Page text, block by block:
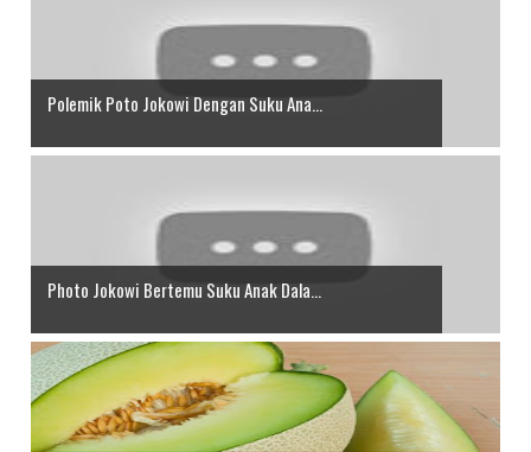
Polemik Poto Jokowi Dengan Suku Ana...
Photo Jokowi Bertemu Suku Anak Dala...